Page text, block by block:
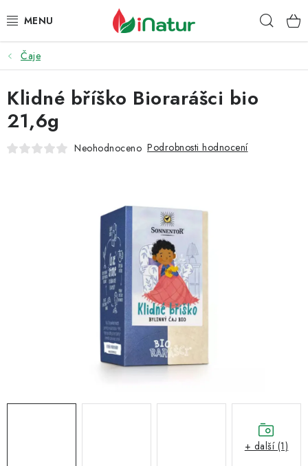
na
POTRAVINY
OŘECHY A SUŠENÉ PLODY
SNACKY
EKO DROGERIE A KOSMETIKA
DOPRAVA A PLATBA
Čaje
Klidné bříško Biorarášci bio
21,6g
Neohodnoceno Podrobnosti hodnocení
+ další (1)